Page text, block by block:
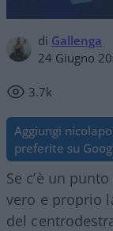
di Gallenga
24 Giugno
3.7k
Aggiungi
preferite su
Se c’è un
vero e proprio
del